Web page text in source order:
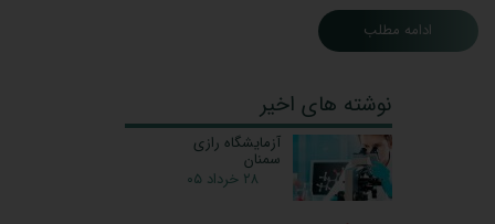
ادامه مطلب
نوشته های اخیر
آزمایشگاه رازی
سمنان
۲۸ خرداد ۰۵